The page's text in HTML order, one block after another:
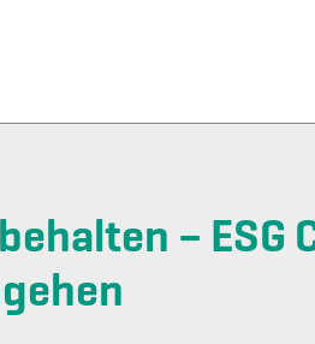
– ESG